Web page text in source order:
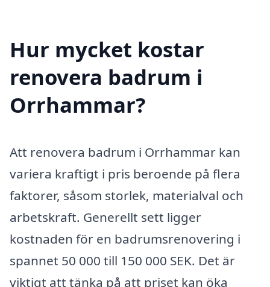
Hur mycket kostar
renovera badrum i
Orrhammar?
Att renovera badrum i Orrhammar kan
variera kraftigt i pris beroende på flera
faktorer, såsom storlek, materialval och
arbetskraft. Generellt sett ligger
kostnaden för en badrumsrenovering i
spannet 50 000 till 150 000 SEK. Det är
viktigt att tänka på att priset kan öka